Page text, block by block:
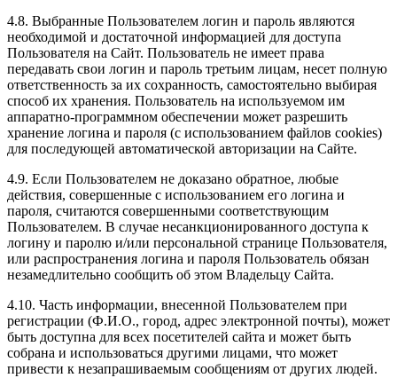
4.8. Выбранные Пользователем логин и пароль являются
необходимой и достаточной информацией для доступа
Пользователя на Сайт. Пользователь не имеет права
передавать свои логин и пароль третьим лицам, несет полную
ответственность за их сохранность, самостоятельно выбирая
способ их хранения. Пользователь на используемом им
аппаратно-программном обеспечении может разрешить
хранение логина и пароля (с использованием файлов cookies)
для последующей автоматической авторизации на Сайте.
4.9. Если Пользователем не доказано обратное, любые
действия, совершенные с использованием его логина и
пароля, считаются совершенными соответствующим
Пользователем. В случае несанкционированного доступа к
логину и паролю и/или персональной странице Пользователя,
или распространения логина и пароля Пользователь обязан
незамедлительно сообщить об этом Владельцу Сайта.
4.10. Часть информации, внесенной Пользователем при
регистрации (Ф.И.О., город, адрес электронной почты), может
быть доступна для всех посетителей сайта и может быть
собрана и использоваться другими лицами, что может
привести к незапрашиваемым сообщениям от других людей.